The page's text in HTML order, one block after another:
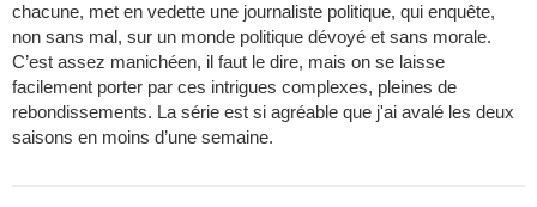
chacune, met en vedette une journaliste politique, qui enquête,
non sans mal, sur un monde politique dévoyé et sans morale.
C’est assez manichéen, il faut le dire, mais on se laisse
facilement porter par ces intrigues complexes, pleines de
rebondissements. La série est si agréable que j'ai avalé les deux
saisons en moins d’une semaine.